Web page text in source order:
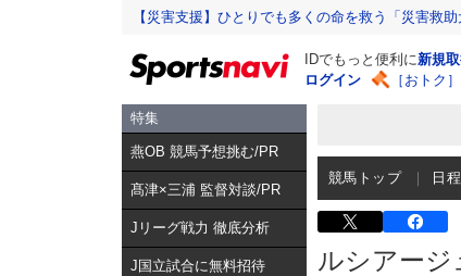
【災害支援】ひとりでも多くの命を救う「災害救
IDでもっと便利に新規
ログイン
［おトク
特集
燕OB 競馬予想挑む/PR
髙津×三浦 監督対談/PR
Jリーグ戦力 徹底分析
J国立試合に無料招待
競馬トップ 日
ルシアージ